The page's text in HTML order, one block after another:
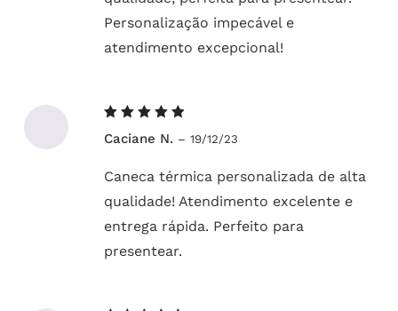
Personalização impecável e
atendimento excepcional!
5de 5
Caciane N. – 19/12/23
Caneca térmica personalizada de alta
qualidade! Atendimento excelente e
entrega rápida. Perfeito para
presentear.